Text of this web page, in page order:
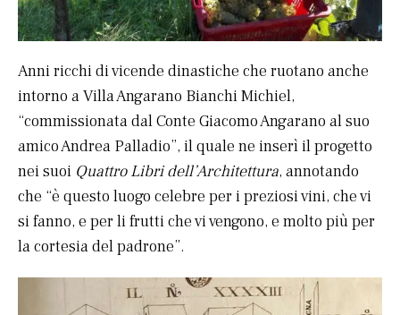
Anni ricchi di vicende dinastiche che ruotano anche
intorno a Villa Angarano Bianchi Michiel,
“commissionata dal Conte Giacomo Angarano al suo
amico Andrea Palladio”, il quale ne inserì il progetto
nei suoi Quattro Libri dell’Architettura, annotando
che “è questo luogo celebre per i preziosi vini, che vi
si fanno, e per li frutti che vi vengono, e molto più per
la cortesia del padrone”.